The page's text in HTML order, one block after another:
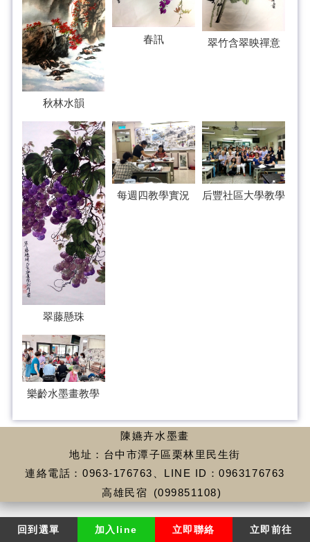
秋林水韻
春訊 翠竹含翠映禪意
翠藤懸珠
每週四教學實況 后豐社區大學教學
樂齡水墨畫教學
陳嬿卉水墨畫
地址：台中市潭子區栗林里民生街
連絡電話：0963-176763、LINE ID：0963176763
高雄民宿 (099851108)
回到選單 加入line 立即聯絡 立即前往